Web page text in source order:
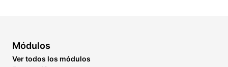
Módulos
Ver todos los módulos